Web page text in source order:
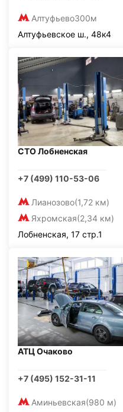
Алтуфьево300м
Алтуфьевское ш., 48к4
СТО Лобненская
+7 (499) 110-53-06
Лианозово(1,72 км)
Яхромская(2,34 км)
Лобненская, 17 стр.1
АТЦ Очаково
+7 (495) 152-31-11
Аминьевская(980 м)